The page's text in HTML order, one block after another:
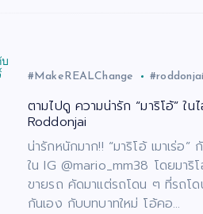
#MakeREALChange #roddonjai
ตามไปดู ความน่ารัก “มาริโอ้” ใ
Roddonjai
น่ารักหนักมาก!! “มาริโอ้ เมาเร่อ
ใน IG @mario_mm38 โดยมาริ
ขายรถ คัดมาแต่รถโดน ๆ ที่รถโด
กันเอง กับบทบาทใหม่ โอ้คอ…